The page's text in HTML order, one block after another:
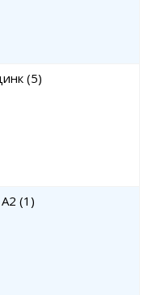
(5)
(1)